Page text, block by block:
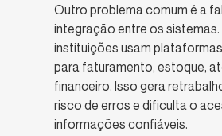
Outro problema comum é a
integração entre os sistemas.
instituições usam
para faturamento, estoque,
financeiro. Isso gera
risco de erros e dificulta o
informações confiáveis.